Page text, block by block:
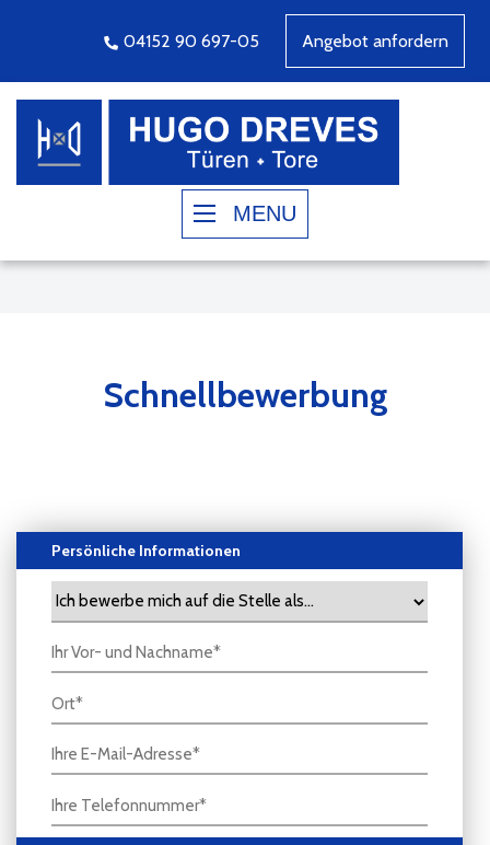
04152 90 697-05 Angebot anfordern
MENU
Schnellbewerbung
Persönliche Informationen